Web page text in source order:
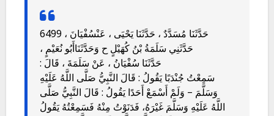
6499 حَدَّثَنَا مُسَدَّدٌ ، حَدَّثَنَا يَحْيَى ، عَنْسُفْيَانَ ،
حَدَّثَنِي سَلَمَةُ بْنُ كُهَيْلٍ ح وَحَدَّثَنَاأَبُو نُعَيْمٍ ،
حَدَّثَنَا سُفْيَانُ ، عَنْ سَلَمَةَ ، قَالَ :
سَمِعْتُ جُنْدَبًا يَقُولُ : قَالَ النَّبِيُّ صَلَّى اللَّهُ عَلَيْهِ
وَسَلَّمَ – وَلَمْ أَسْمَعْ أَحَدًا يَقُولُ : قَالَ النَّبِيُّ صَلَّى
اللَّهُ عَلَيْهِ وَسَلَّمَ غَيْرَهُ، فَدَنَوْتُ مِنْهُ فَسَمِعْتُهُ يَقُولُ